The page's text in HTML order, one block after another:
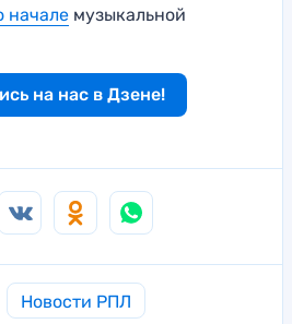
начале музыкальной
на нас в Дзене!
Новости РПЛ